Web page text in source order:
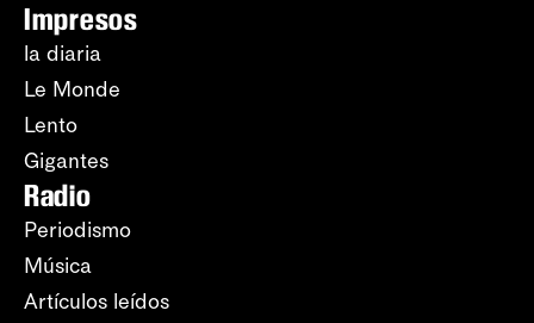
Impresos
la diaria
Le Monde
Lento
Gigantes
Radio
Periodismo
Música
Artículos leídos